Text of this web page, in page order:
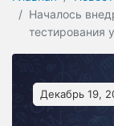
Началось
тестирования
Декабрь 19,